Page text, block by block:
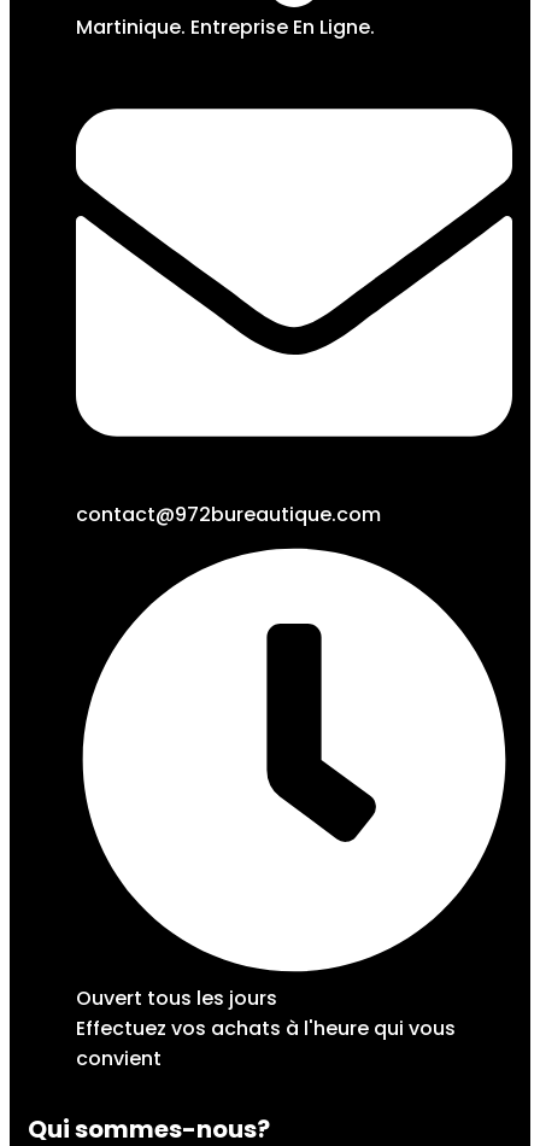
Martinique. Entreprise En Ligne.
contact@972bureautique.com
Ouvert tous les jours
Effectuez vos achats à l'heure qui vous
convient
Qui sommes-nous?